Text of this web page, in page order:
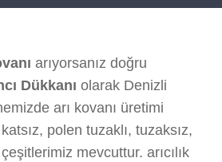
arıyorsanız doğru
Dükkanı olarak Denizli
arı kovanı üretimi
polen tuzaklı, tuzaksız,
mevcuttur. arıcılık